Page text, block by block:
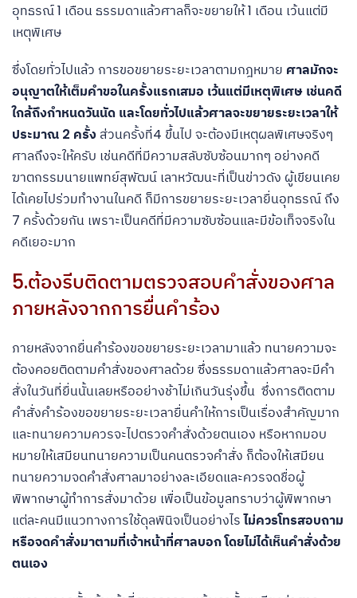
อุทธรณ์ 1 เดือน ธรรมดาแล้วศาลก็จะขยายให้ 1 เดือน เว้นแต่มี
เหตุพิเศษ
ซึ่งโดยทั่วไปแล้ว การขอขยายระยะเวลาตามกฎหมาย ศาลมักจะ
อนุญาตให้เต็มคำขอในครั้งแรกเสมอ เว้นแต่มีเหตุพิเศษ เช่นคดี
ใกล้ถึงกำหนดวันนัด และโดยทั่วไปแล้วศาลจะขยายระยะเวลาให้
ประมาณ 2 ครั้ง ส่วนครั้งที่4 ขึ้นไป จะต้องมีเหตุผลพิเศษจริงๆ
ศาลถึงจะให้ครับ เช่นคดีที่มีความสลับซับซ้อนมากๆ อย่างคดี
ฆาตกรรมนายแพทย์สุพัฒน์ เลาหวัฒนะที่เป็นข่าวดัง ผู้เขียนเคย
ได้เคยไปร่วมทำงานในคดี ก็มีการขยายระยะเวลายื่นอุทธรณ์ ถึง
7 ครั้งด้วยกัน เพราะเป็นคดีที่มีความซับซ้อนและมีข้อเท็จจริงใน
คดีเยอะมาก
5.ต้องรีบติดตามตรวจสอบคำสั่งของศาล
ภายหลังจากการยื่นคำร้อง
ภายหลังจากยื่นคำร้องขอขยายระยะเวลามาแล้ว ทนายความจะ
ต้องคอยติดตามคําสั่งของศาลด้วย ซึ่งธรรมดาแล้วศาลจะมีคำ
สั่งในวันที่ยื่นนั้นเลยหรืออย่างช้าไม่เกินวันรุ่งขึ้น ซึ่งการติดตาม
คำสั่งคำร้องขอขยายระยะเวลายื่นคำให้การเป็นเรื่องสำคัญมาก
และทนายความควรจะไปตรวจคำสั่งด้วยตนเอง หรือหากมอบ
หมายให้เสมียนทนายความเป็นคนตรวจคำสั่ง ก็ต้องให้เสมียน
ทนายความจดคำสั่งศาลมาอย่างละเอียดและควรจดชื่อผู้
พิพากษาผู้ทำการสั่งมาด้วย เพื่อเป็นข้อมูลทราบว่าผู้พิพากษา
แต่ละคนมีแนวทางการใช้ดุลพินิจเป็นอย่างไรไม่ควรโทรสอบถาม
หรือจดคำสั่งมาตามที่เจ้าหน้าที่ศาลบอก โดยไม่ได้เห็นคำสั่งด้วย
ตนเอง